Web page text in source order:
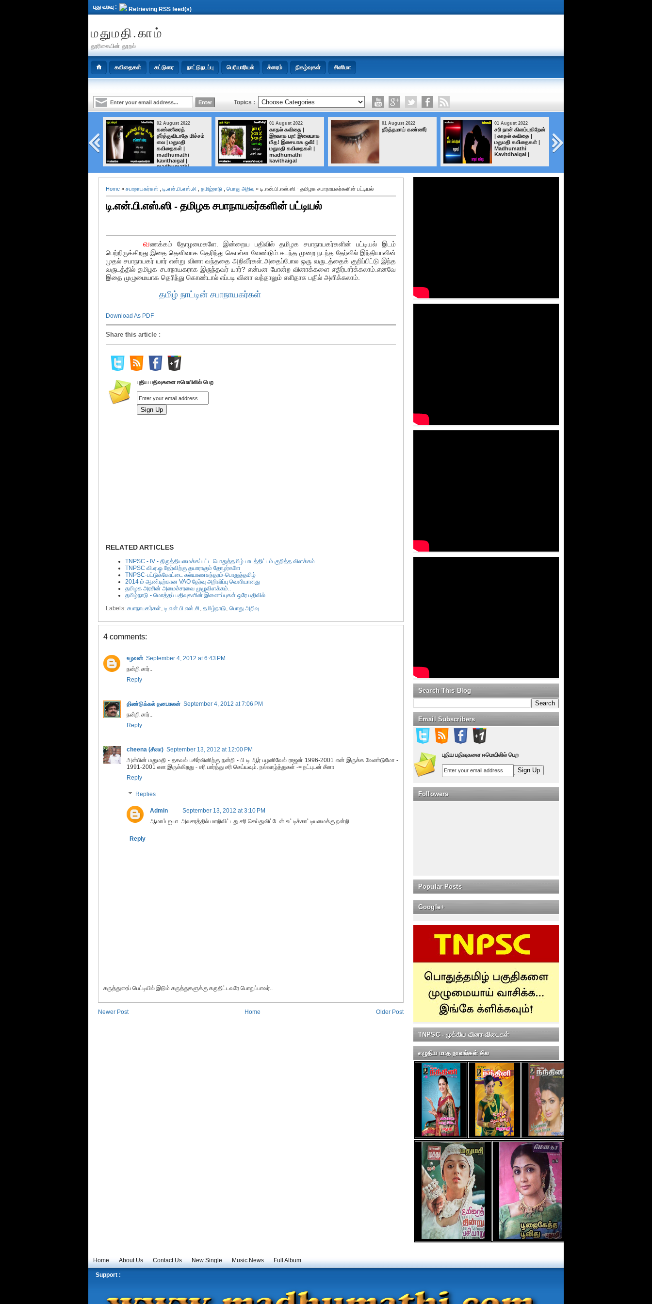
புது வரவு : Retrieving RSS feed(s)
மதுமதி.காம்
தூரிகையின் தூறல்
கவிதைகள் கட்டுரை நாட்டுநடப்பு பெரியாரியல் க்ரைம் நிகழ்வுகள் சினிமா
Topics :
02 August 2022
கண்ணீரைத்
தீர்த்துவிடாதே மிச்சம்
வை | மதுமதி
கவிதைகள் |
madhumathi
kavithaigal |
madhumathi
01 August 2022
காதல் கவிதை |
இறகாக பற! இலையாக
மித! இசையாக ஒலி! |
மதுமதி கவிதைகள் |
madhumathi
kavithaigal
01 August 2022
தீர்த்தமாய் கண்ணீர்
01 August 2022
சரி நான் கிளம்புகிறேன்
| காதல் கவிதை |
மதுமதி கவிதைகள் |
Madhumathi
Kavitdhaigal |
Home » சபாநாயகர்கள் டி.என்.பி.எஸ்.சி தமிழ்நாடு பொது அறிவு » டி.என்.பி.எஸ்.ஸி - தமிழக சபாநாயகர்களின் பட்டியல்
டி.என்.பி.எஸ்.ஸி - தமிழக சபாநாயகர்களின் பட்டியல்
வணக்கம் தோழமைகளே. இன்றைய பதிவில் தமிழக சபாநாயகர்களின் பட்டியல் இடம்
பெற்றிருக்கிறது.இதை தெளிவாக தெரிந்து கொள்ள வேண்டும்.கடந்த முறை நடந்த தேர்வில் இந்தியாவின்
முதல் சபாநாயகர் யார் என்று வினா வந்ததை அறிவீர்கள்.அதைப்போல ஒரு வருடத்தைக் குறிப்பிட்டு இந்த
வருடத்தில் தமிழக சபாநாயகராக இருந்தவர் யார்? என்பன போன்ற வினாக்களை எதிர்பார்க்கலாம்.எனவே
இதை முழுமையாக தெரிந்து கொண்டால் எப்படி வினா வந்தாலும் எளிதாக பதில் அளிக்கலாம்.
தமிழ் நாட்டின் சபாநாயகர்கள்
Download As PDF
Share this article :
புதிய பதிவுகளை ஈமெயிலில் பெற
RELATED ARTICLES
TNPSC - IV - திருத்தியமைக்கப்பட்ட பொதுத்தமிழ் பாடத்திட்டம் குறித்த விளக்கம்
TNPSC வி.ஏ.ஓ தேர்விற்கு தயாராகும் தோழர்களே
TNPSC-பட்டுக்கோட்டை கல்யாணசுந்தரம்-பொதுத்தமிழ்
2014 ம் ஆண்டிற்கான VAO தேர்வு அறிவிப்பு வெளியானது
தமிழக அரசின் அமைச்சரவை முழுவிளக்கம்..
தமிழ்நாடு - மொத்தப் பதிவுகளின் இணைப்புகள் ஒரே பதிவில்
Labels: சபாநாயகர்கள்,டி.என்.பி.எஸ்.சி, தமிழ்நாடு, பொது அறிவு
4 comments:
உழவன் September 4, 2012 at 6:43 PM
நன்றி சார்..
Reply
திண்டுக்கல் தனபாலன் September 4, 2012 at 7:06 PM
நன்றி சார்..
Reply
cheena (சீனா) September 13, 2012 at 12:00 PM
அன்பின் மதுமதி - தகவல் பகிர்வினிற்கு நன்றி - பி டி ஆர் பழனிவேல் ராஜன் 1996-2001 என் இருக்க வேண்டுமோ -
1991-2001 என இருக்கிறது - சரி பார்த்து சரி செய்யவும். நல்வாழ்த்துகள் -= நட்புடன் சீனா
Reply
Replies
Admin
September 13, 2012 at 3:10 PM
ஆமாம் ஐயா..அவசரத்தில் மாறிவிட்டது.சரி செய்துவிட்டேன்.சுட்டிக்காட்டியமைக்கு நன்றி..
Reply
கருத்துரைப் பெட்டியில் இடும் கருத்துகளுக்கு கருதிட்டவரே பொறுப்பாவர்..
Newer Post Older Post
Home
Search This Blog
Email Subscribers
புதிய பதிவுகளை ஈமெயிலில் பெற
Followers
Popular Posts
Google+
TNPSC - முக்கிய வினா-விடைகள்
எழுதிய மாத நாவல்கள் சில
Home About Us Contact Us New Single Music News Full Album
Support :